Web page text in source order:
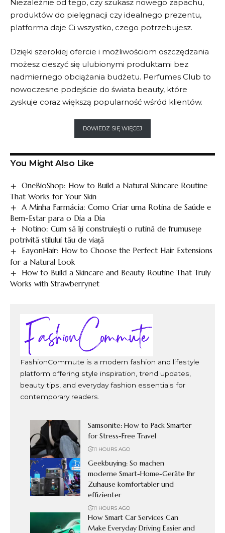
Niezależnie od tego, czy szukasz nowego zapachu,
produktów do pielęgnacji czy idealnego prezentu,
platforma daje Ci wszystko, czego potrzebujesz.
Dzięki szerokiej ofercie i możliwościom oszczędzania
możesz cieszyć się ulubionymi produktami bez
nadmiernego obciążania budżetu. Perfumes Club to
nowoczesne podejście do świata beauty, które
zyskuje coraz większą popularność wśród klientów.
DOWIEDZ SIĘ WIĘCEJ
You Might Also Like
OneBioShop: How to Build a Natural Skincare Routine
That Works for Your Skin
A Minha Farmácia: Como Criar uma Rotina de Saúde e
Bem-Estar para o Dia a Dia
Notino: Cum să îți construiești o rutină de frumusețe
potrivită stilului tău de viață
EayonHair: How to Choose the Perfect Hair Extensions
for a Natural Look
How to Build a Skincare and Beauty Routine That Truly
Works with Strawberrynet
FashionCommute is a modern fashion and lifestyle
platform offering style inspiration, trend updates,
beauty tips, and everyday fashion essentials for
contemporary readers.
Samsonite: How to Pack Smarter
for Stress-Free Travel
11 HOURS AGO
Geekbuying: So machen
moderne Smart-Home-Geräte Ihr
Zuhause komfortabler und
effizienter
11 HOURS AGO
How Smart Car Services Can
Make Everyday Driving Easier and